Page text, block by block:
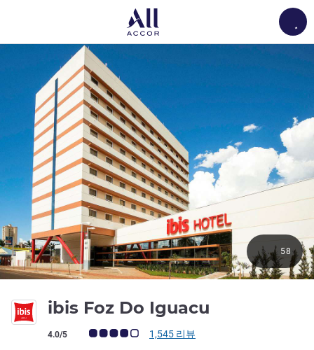
ibis Foz Do Iguacu
고객 평점 (ALL 평가)
4.0/5 1,545 리뷰
58